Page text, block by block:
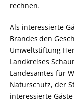
rechnen.
Als interessierte
Brandes den
Umweltstiftung
Landkreises
Landesamtes für
Naturschutz, der
interessierte